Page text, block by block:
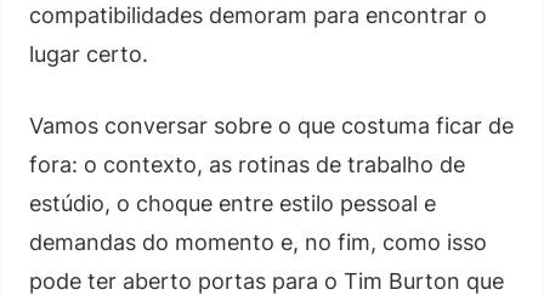
compatibilidades demoram para encontrar o
lugar certo.
Vamos conversar sobre o que costuma ficar de
fora: o contexto, as rotinas de trabalho de
estúdio, o choque entre estilo pessoal e
demandas do momento e, no fim, como isso
pode ter aberto portas para o Tim Burton que